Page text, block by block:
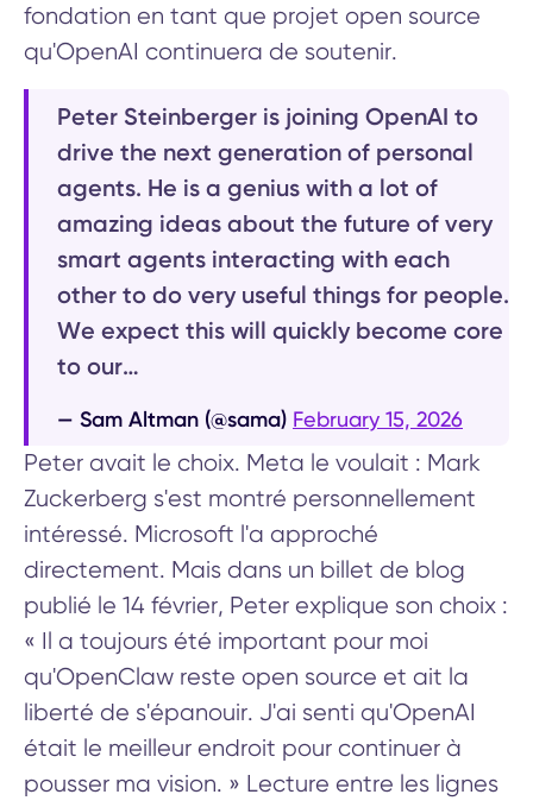
fondation en tant que projet open source
qu'OpenAI continuera de soutenir.
Peter Steinberger is joining OpenAI to
drive the next generation of personal
agents. He is a genius with a lot of
amazing ideas about the future of very
smart agents interacting with each
other to do very useful things for people.
We expect this will quickly become core
to our…
— Sam Altman (@sama) February 15, 2026
Peter avait le choix. Meta le voulait : Mark
Zuckerberg s'est montré personnellement
intéressé. Microsoft l'a approché
directement. Mais dans un billet de blog
publié le 14 février, Peter explique son choix :
« Il a toujours été important pour moi
qu'OpenClaw reste open source et ait la
liberté de s'épanouir. J'ai senti qu'OpenAI
était le meilleur endroit pour continuer à
pousser ma vision. » Lecture entre les lignes